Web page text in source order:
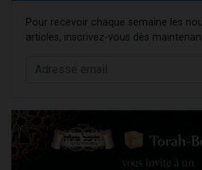
Pour recevoir chaque semaine les
articles, inscrivez-vous dès